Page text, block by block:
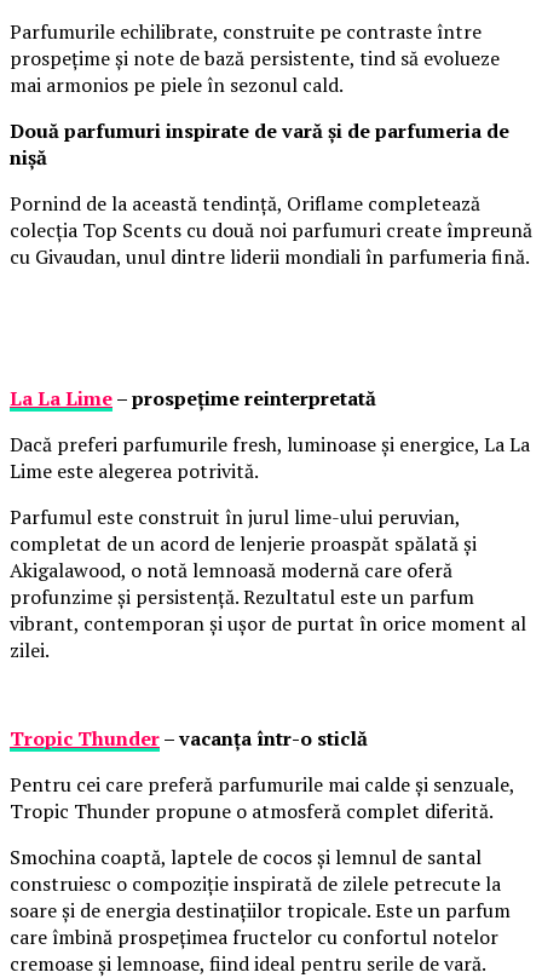
Parfumurile echilibrate, construite pe contraste între
prospețime și note de bază persistente, tind să evolueze
mai armonios pe piele în sezonul cald.
Două parfumuri inspirate de vară și de parfumeria de
nișă
Pornind de la această tendință, Oriflame completează
colecția Top Scents cu două noi parfumuri create împreună
cu Givaudan, unul dintre liderii mondiali în parfumeria fină.
La La Lime– prospețime reinterpretată
Dacă preferi parfumurile fresh, luminoase și energice, La La
Lime este alegerea potrivită.
Parfumul este construit în jurul lime-ului peruvian,
completat de un acord de lenjerie proaspăt spălată și
Akigalawood, o notă lemnoasă modernă care oferă
profunzime și persistență. Rezultatul este un parfum
vibrant, contemporan și ușor de purtat în orice moment al
zilei.
Tropic Thunder– vacanța într-o sticlă
Pentru cei care preferă parfumurile mai calde și senzuale,
Tropic Thunder propune o atmosferă complet diferită.
Smochina coaptă, laptele de cocos și lemnul de santal
construiesc o compoziție inspirată de zilele petrecute la
soare și de energia destinațiilor tropicale. Este un parfum
care îmbină prospețimea fructelor cu confortul notelor
cremoase și lemnoase, fiind ideal pentru serile de vară.